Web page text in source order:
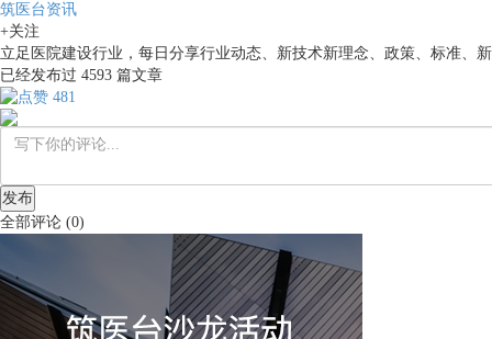
筑医台资讯
+关注
立足医院建设行业，每日分享行业动态、新技术新理念、政策、标准、
已经发布过 4593 篇文章
481
发布
全部评论 (0)